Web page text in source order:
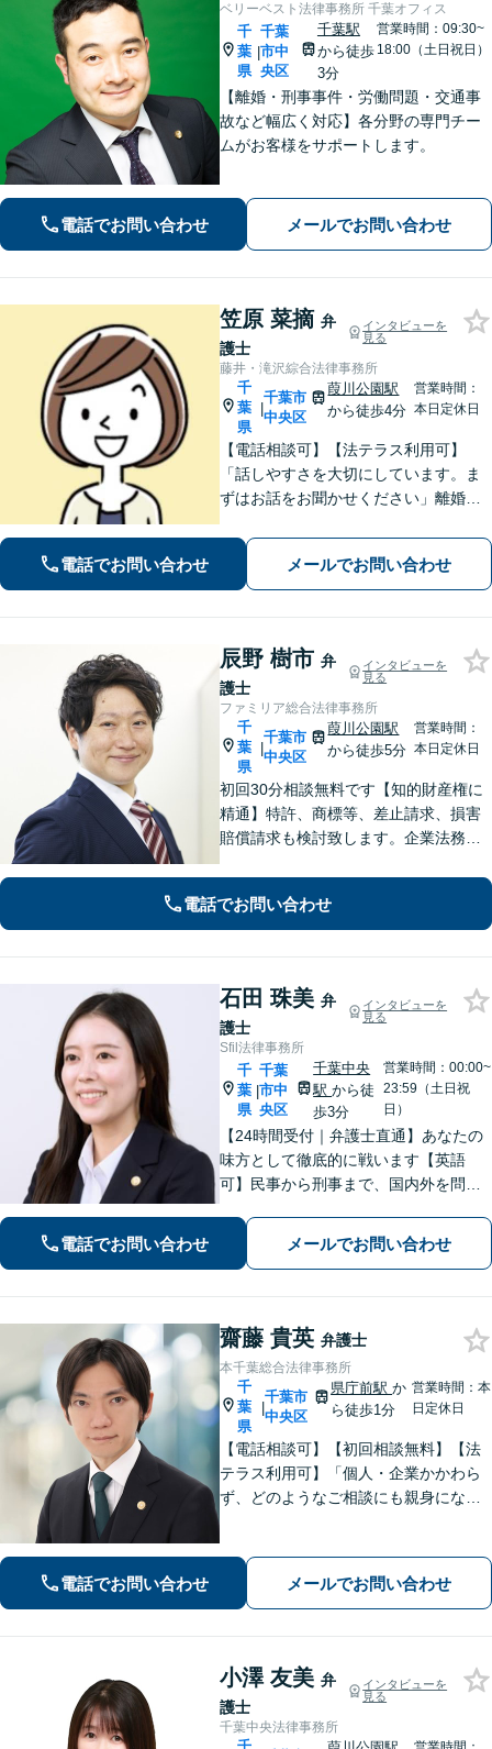
ベリーベスト法律事務所 千葉オフィス
千
葉
県
|
千葉
市中
央区
千葉駅
から徒歩
3分
営業時間：09:30~
18:00（土日祝日）
【離婚・刑事事件・労働問題・交通事
故など幅広く対応】各分野の専門チー
ムがお客様をサポートします。
電話でお問い合わせ メールでお問い合わせ
笠原 菜摘 弁
護士
インタビューを
見る
藤井・滝沢綜合法律事務所
千
葉
県
|
千葉市
中央区
葭川公園駅
から徒歩4分
営業時間：
本日定休日
【電話相談可】【法テラス利用可】
「話しやすさを大切にしています。ま
ずはお話をお聞かせください」離婚男
件／相続紛争など、幅広いご相談に対
応が可能です。【夜間・休日面談可】
【葭川公園駅5分】
電話でお問い合わせ メールでお問い合わせ
辰野 樹市 弁
護士
インタビューを
見る
ファミリア総合法律事務所
千
葉
県
|
千葉市
中央区
葭川公園駅
から徒歩5分
営業時間：
本日定休日
初回30分相談無料です【知的財産権に
精通】特許、商標等、差止請求、損害
賠償請求も検討致します。企業法務・
な事案でも全力で対応します。千葉県
内に限らず、関東エリア内であれば出
張可
電話でお問い合わせ
石田 珠美 弁
護士
インタビューを
見る
Sfil法律事務所
千
葉
県
|
千葉
市中
央区
千葉中央
駅から徒
歩3分
営業時間：00:00~
23:59（土日祝
日）
【24時間受付｜弁護士直通】あなたの
味方として徹底的に戦います【英語
可】民事から刑事まで、国内外を問わ
タル証拠・資産対応】ソーシャルワー
カー兼司法書士と連携【法テラス・WE
電話でお問い合わせ メールでお問い合わせ
齋藤 貴英 弁護士
本千葉総合法律事務所
千
葉
県
|
千葉市
中央区
県庁前駅か
ら徒歩1分
営業時間：本
日定休日
【電話相談可】【初回相談無料】【法
テラス利用可】「個人・企業かかわら
ず、どのようなご相談にも親身になっ
幅広くサポート。【夜間・休日面談
可】【完全個室】【本千葉駅徒歩３
電話でお問い合わせ メールでお問い合わせ
小澤 友美 弁
護士
インタビューを
見る
千葉中央法律事務所